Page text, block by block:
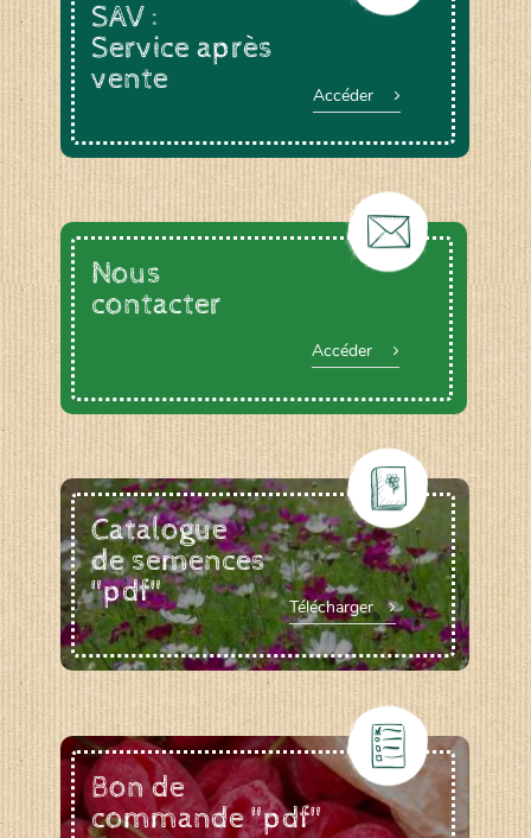
SAV :
Service après
vente
Accéder
Nous
contacter
Accéder
Catalogue
de semences
"pdf"
Télécharger
Bon de
commande "pdf"